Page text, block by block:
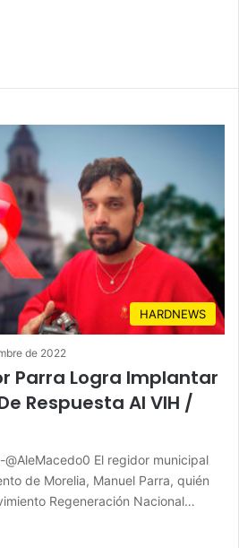
HARDNEWS
de 2022
Parra Logra Implantar
Respuesta Al VIH /
@AleMacedo0 El regidor municipal
de Morelia, Manuel Parra, quién
Regeneración Nacional…